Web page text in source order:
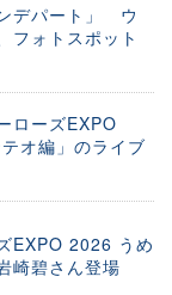
デパート」 ウ
フォトスポット
ローズEXPO
オ編」のライブ
EXPO 2026 うめ
崎碧さん登場